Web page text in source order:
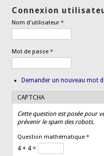
Connexion
Nom d'utilisateur*
Mot de passe*
Demander un nouveau mot
CAPTCHA
Cette question est posée pour
prévenir le spam des robots.
Question mathématique*
4 + 4 =